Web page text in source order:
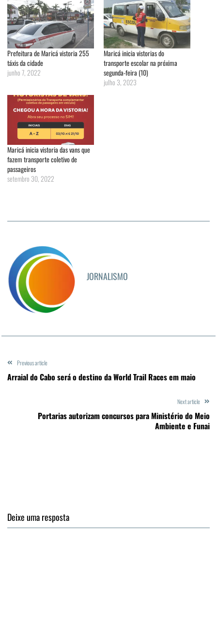
Prefeitura de Maricá vistoria 255
táxis da cidade
junho 7, 2022
Maricá inicia vistorias do
transporte escolar na próxima
segunda-feira (10)
julho 3, 2023
Maricá inicia vistoria das vans que
fazem transporte coletivo de
passageiros
setembro 30, 2022
JORNALISMO
Previous article
Arraial do Cabo será o destino da World Trail Races em maio
Next article
Portarias autorizam concursos para Ministério do Meio
Ambiente e Funai
Deixe uma resposta